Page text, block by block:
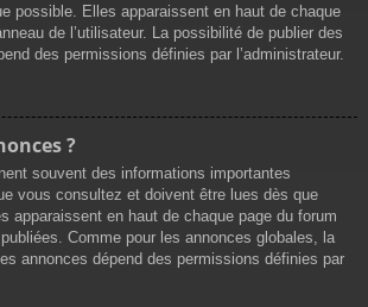
possible. Elles apparaissent en haut de chaque
de l’utilisateur. La possibilité de publier des
des permissions définies par l’administrateur.
?
souvent des informations importantes
vous consultez et doivent être lues dès que
apparaissent en haut de chaque page du forum
Comme pour les annonces globales, la
annonces dépend des permissions définies par